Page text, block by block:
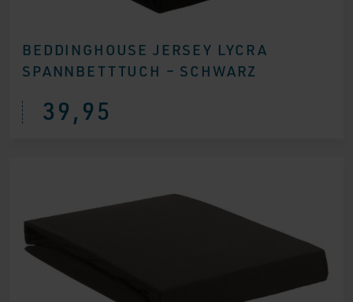
BEDDINGHOUSE JERSEY LYCRA
SPANNBETTTUCH – SCHWARZ
39,95